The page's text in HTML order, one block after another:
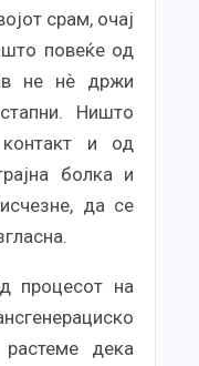
срам, очај
повеќе од
не нѐ држи
Ништо
и од
болка и
да се
процесот на
дека